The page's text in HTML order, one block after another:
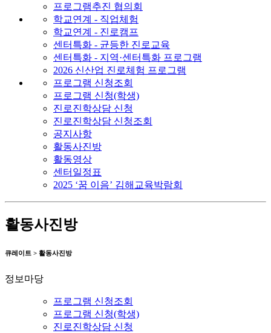
프로그램추진 협의회
학교연계 - 직업체험
학교연계 - 진로캠프
센터특화 - 균등한 진로교육
센터특화 - 지역·센터특화 프로그램
2026 신산업 진로체험 프로그램
프로그램 신청조회
프로그램 신청(학생)
진로진학상담 신청
진로진학상담 신청조회
공지사항
활동사진방
활동영상
센터일정표
2025 ‘꿈 이음’ 김해교육박람회
활동사진방
큐레이트 > 활동사진방
정보마당
프로그램 신청조회
프로그램 신청(학생)
진로진학상담 신청